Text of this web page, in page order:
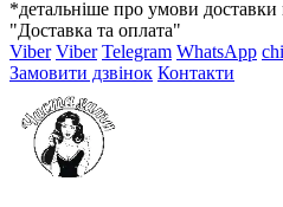
*детальніше про умови доставки
"Доставка та оплата"
Viber Viber Telegram WhatsApp
Замовити дзвінок Контакти